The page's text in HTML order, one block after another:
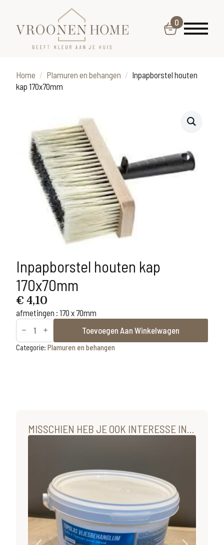
0
Home Plamuren en behangen
Inpapborstel houten
kap 170x70mm
Inpapborstel houten kap
170x70mm
€ 4,10
afmetingen : 170 x 70mm
Inpapborstel
houten
kap
170x70mm
Toevoegen Aan Winkelwagen
Categorie: Plamuren en behangen
MISSCHIEN HEB JE OOK INTERESSE IN...